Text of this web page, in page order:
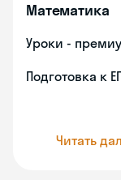
Математика
Уроки -
Подготовка к
Читать